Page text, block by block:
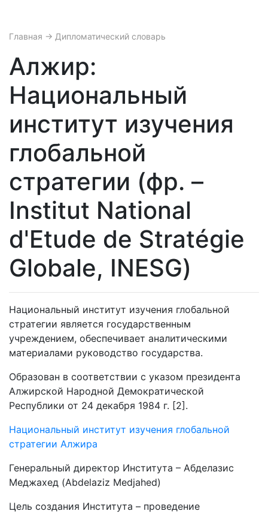
Главная → Дипломатический словарь
Алжир:
Национальный
институт изучения
глобальной
стратегии (фр. –
Institut National
d'Etude de Stratégie
Globale, INESG)
Национальный институт изучения глобальной
стратегии является государственным
учреждением, обеспечивает аналитическими
материалами руководство государства.
Образован в соответствии с указом президента
Алжирской Народной Демократической
Республики от 24 декабря 1984 г. [2].
Национальный институт изучения глобальной
стратегии Алжира
Генеральный директор Института – Абделазис
Меджахед (Abdelaziz Medjahed)
Цель создания Института – проведение